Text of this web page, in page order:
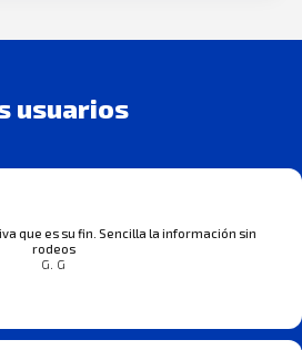
usuarios
que es su fin. Sencilla la información sin
rodeos
G. G